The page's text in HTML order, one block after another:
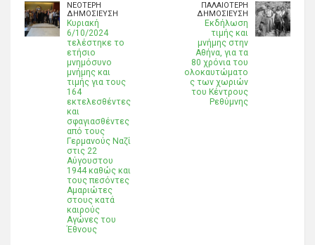
ΝΕΌΤΕΡΗ
ΔΗΜΟΣΊΕΥΣΗ
Κυριακή
6/10/2024
τελέστηκε το
ετήσιο
μνημόσυνο
μνήμης και
τιμής για τους
164
εκτελεσθέντες
και
σφαγιασθέντες
από τους
Γερμανούς Ναζί
στις 22
Αύγουστου
1944 καθώς και
τους πεσόντες
Αμαριώτες
στους κατά
καιρούς
Αγώνες του
Έθνους
ΠΑΛΑΙΌΤΕΡΗ
ΔΗΜΟΣΊΕΥΣΗ
Εκδήλωση
τιμής και
μνήμης στην
Αθήνα, για τα
80 χρόνια του
ολοκαυτώματο
ς των χωριών
του Κέντρους
Ρεθύμνης